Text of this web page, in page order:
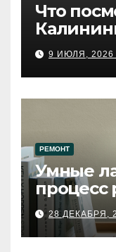
Что
9 ИЮЛЯ, 2026
РЕМОНТ
Умные
процесс
28 ДЕКАБРЯ,